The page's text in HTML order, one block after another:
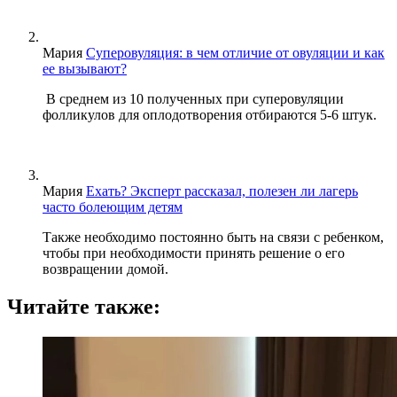
Мария Суперовуляция: в чем отличие от овуляции и как
ее вызывают?
В среднем из 10 полученных при суперовуляции
фолликулов для оплодотворения отбираются 5-6 штук.
Мария Ехать? Эксперт рассказал, полезен ли лагерь
часто болеющим детям
Также необходимо постоянно быть на связи с ребенком,
чтобы при необходимости принять решение о его
возвращении домой.
Читайте также: